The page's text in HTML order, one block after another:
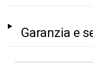
Garanzia e